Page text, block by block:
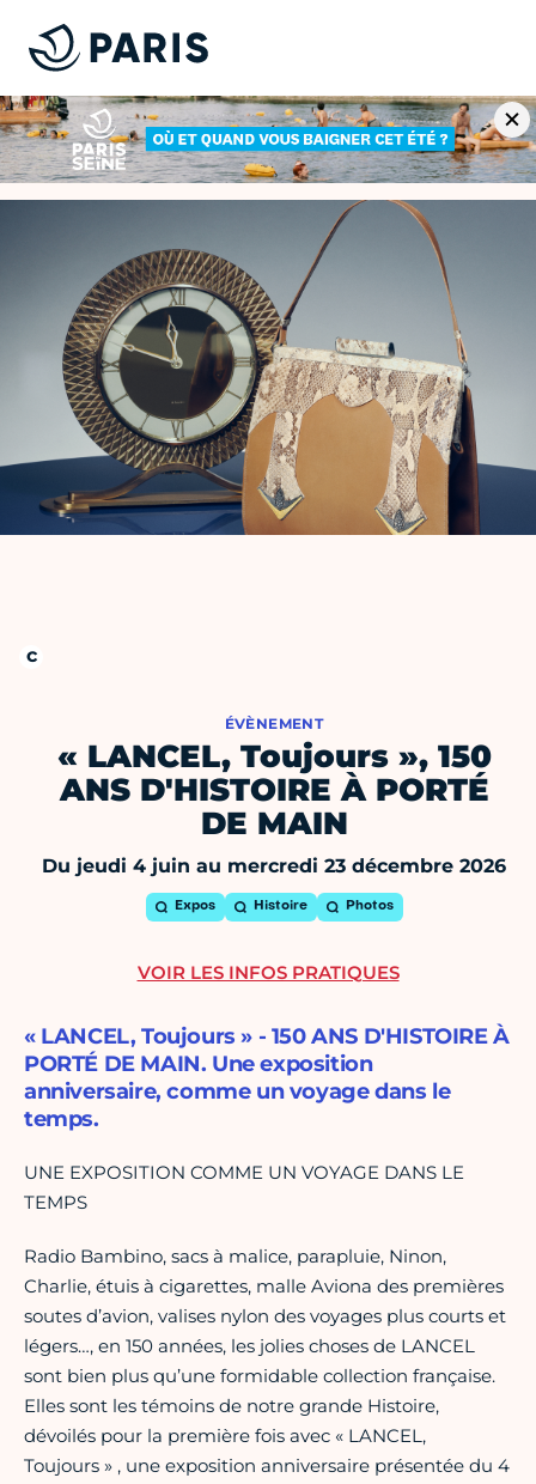
ÉVÈNEMENT
« LANCEL, Toujours », 150
ANS D'HISTOIRE À PORTÉ
DE MAIN
Du jeudi 4 juin au mercredi 23 décembre 2026
Expos Histoire Photos
« LANCEL, Toujours » - 150 ANS D'HISTOIRE À
PORTÉ DE MAIN. Une exposition
anniversaire, comme un voyage dans le
temps.
UNE EXPOSITION COMME UN VOYAGE DANS LE
TEMPS
Radio Bambino, sacs à malice, parapluie, Ninon,
Charlie, étuis à cigarettes, malle Aviona des premières
soutes d’avion, valises nylon des voyages plus courts et
légers…, en 150 années, les jolies choses de LANCEL
sont bien plus qu’une formidable collection française.
Elles sont les témoins de notre grande Histoire,
dévoilés pour la première fois avec « LANCEL,
Toujours » , une exposition anniversaire présentée du 4
VOIR LES INFOS PRATIQUES